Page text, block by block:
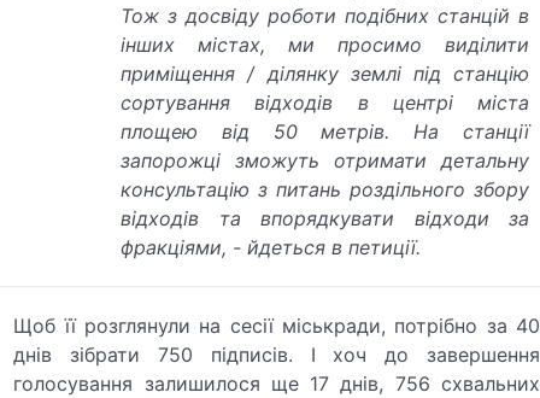
Тож з досвіду роботи подібних станцій в
інших містах, ми просимо виділити
приміщення / ділянку землі під станцію
сортування відходів в центрі міста
площею від 50 метрів. На станції
запорожці зможуть отримати детальну
консультацію з питань роздільного збору
відходів та впорядкувати відходи за
фракціями, - йдеться в петиції.
Щоб її розглянули на сесії міськради, потрібно за 40
днів зібрати 750 підписів. І хоч до завершення
голосування залишилося ще 17 днів, 756 схвальних